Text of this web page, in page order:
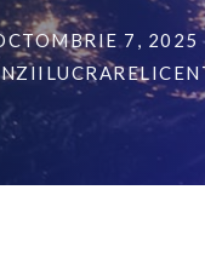
7, 2025